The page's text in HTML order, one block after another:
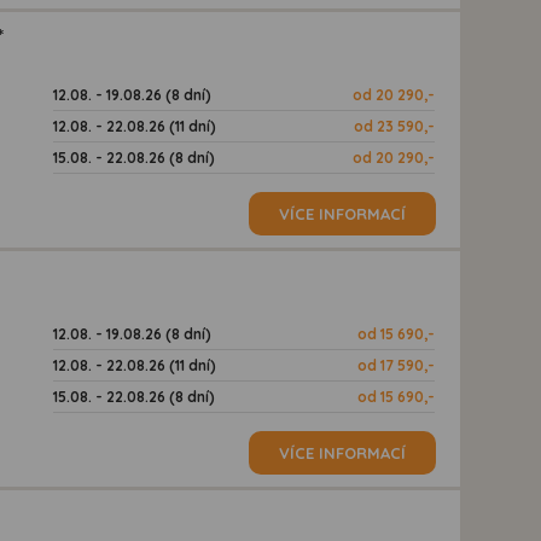
12.08. - 19.08.26 (8 dní)
od 20 290,-
12.08. - 22.08.26 (11 dní)
od 23 590,-
15.08. - 22.08.26 (8 dní)
od 20 290,-
VÍCE INFORMACÍ
12.08. - 19.08.26 (8 dní)
od 15 690,-
12.08. - 22.08.26 (11 dní)
od 17 590,-
15.08. - 22.08.26 (8 dní)
od 15 690,-
VÍCE INFORMACÍ